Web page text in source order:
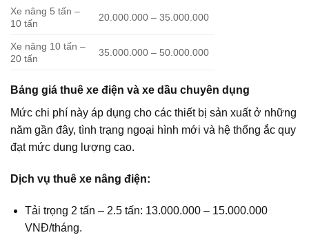
Xe nâng 5 tấn –
10 tấn
20.000.000 – 35.000.000
Xe nâng 10 tấn –
20 tấn
35.000.000 – 50.000.000
Bảng giá thuê xe điện và xe dầu chuyên dụng
Mức chi phí này áp dụng cho các thiết bị sản xuất ở những
năm gần đây, tình trạng ngoại hình mới và hệ thống ắc quy
đạt mức dung lượng cao.
Dịch vụ thuê xe nâng điện:
Tải trọng 2 tấn – 2.5 tấn: 13.000.000 – 15.000.000
VNĐ/tháng.